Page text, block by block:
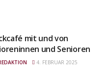
mit und von
und Senioren
4. FEBRUAR 2025